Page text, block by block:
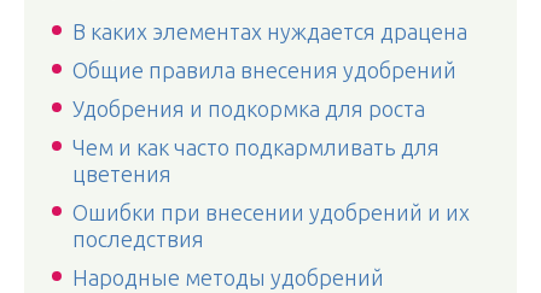
В каких элементах нуждается драцена
Общие правила внесения удобрений
Удобрения и подкормка для роста
Чем и как часто подкармливать для
цветения
Ошибки при внесении удобрений и их
последствия
Народные методы удобрений